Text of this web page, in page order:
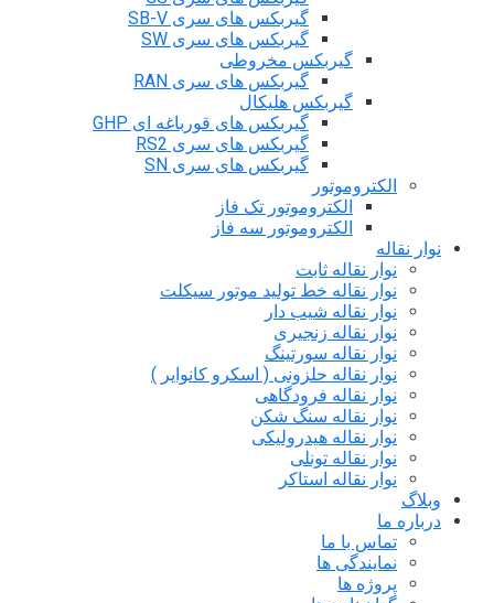
گیربکس های سری SB-V
گیربکس های سری SW
گیربکس مخروطی
گیربکس های سری RAN
گیربکس هلیکال
گیربکس های قورباغه ای GHP
گیربکس های سری RS2
گیربکس های سری SN
الکتروموتور
الکتروموتور تک فاز
الکتروموتور سه فاز
نوار نقاله
نوار نقاله ثابت
نوار نقاله خط تولید موتور سیکلت
نوار نقاله شیب دار
نوار نقاله زنجیری
نوار نقاله سورتینگ
نوار نقاله حلزونی ( اسکرو کانوایر )
نوار نقاله فرودگاهی
نوار نقاله سنگ شکن
نوار نقاله هیدرولیکی
نوار نقاله تونلی
نوار نقاله استاکر
وبلاگ
درباره ما
تماس با ما
نمایندگی ها
پروژه ها